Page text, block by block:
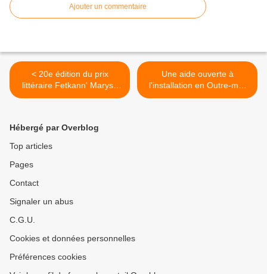
Ajouter un commentaire
< 20e édition du prix
littéraire Fetkann' Maryse
Condé
Une aide ouverte à
l'installation en Outre-mer
contestée >
Hébergé par Overblog
Top articles
Pages
Contact
Signaler un abus
C.G.U.
Cookies et données personnelles
Préférences cookies